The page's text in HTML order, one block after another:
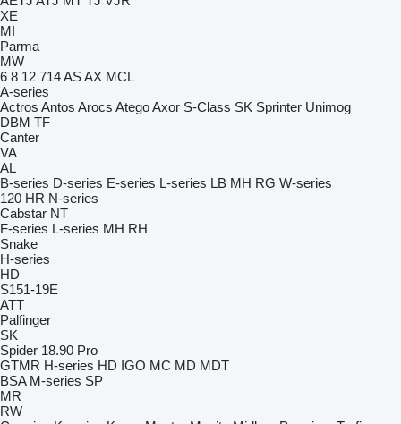
XE
MI
Parma
MW
6 8 12 714ASAX MCL
A-series
Actros Antos Arocs AtegoAxor S-Class SK Sprinter Unimog
DBM TF
Canter
VA
AL
B-series D-series E-series L-series LB MH RG W-series
120 HR N-series
Cabstar NT
F-series L-series MH RH
Snake
H-series
HD
S151-19E
ATT
Palfinger
SK
Spider 18.90 Pro
GTMR H-series HD IGO MC MD MDT
BSA M-series SP
MR
RW